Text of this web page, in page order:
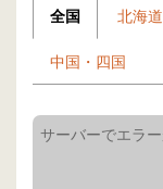
全国 北海道
中国・四国